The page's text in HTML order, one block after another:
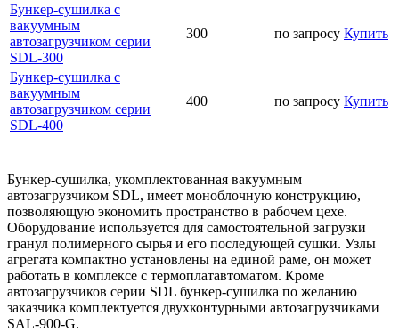
Бункер-сушилка с
вакуумным
автозагрузчиком серии
SDL-300
300 по запросу Купить
Бункер-сушилка с
вакуумным
автозагрузчиком серии
SDL-400
400 по запросу Купить
Бункер-сушилка, укомплектованная вакуумным
автозагрузчиком SDL, имеет моноблочную конструкцию,
позволяющую экономить пространство в рабочем цехе.
Оборудование используется для самостоятельной загрузки
гранул полимерного сырья и его последующей сушки. Узлы
агрегата компактно установлены на единой раме, он может
работать в комплексе с термоплатавтоматом. Кроме
автозагрузчиков серии SDL бункер-сушилка по желанию
заказчика комплектуется двухконтурными автозагрузчиками
SAL-900-G.